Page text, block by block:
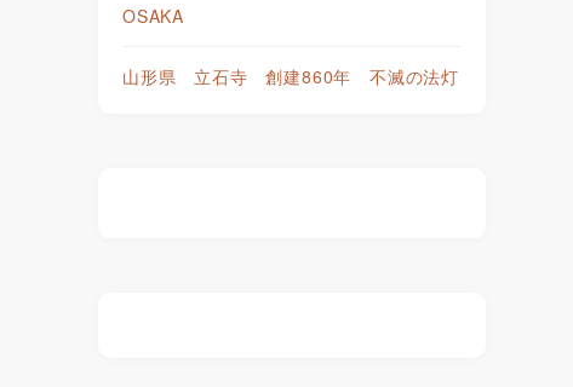
OSAKA
山形県 立石寺 創建860年 不滅の法灯